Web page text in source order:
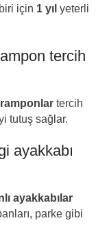
için 1 yıl yeterli
tercih
tercih
tutuş sağlar.
ayakkabı
ayakkabılar
parke gibi